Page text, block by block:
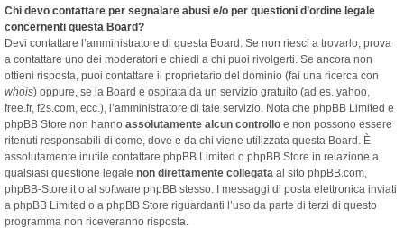
Chi devo contattare per segnalare abusi e/o per questioni d’ordine legale
concernenti questa Board?
Devi contattare l’amministratore di questa Board. Se non riesci a trovarlo, prova
a contattare uno dei moderatori e chiedi a chi puoi rivolgerti. Se ancora non
ottieni risposta, puoi contattare il proprietario del dominio (fai una ricerca con
whois) oppure, se la Board è ospitata da un servizio gratuito (ad es. yahoo,
free.fr, f2s.com, ecc.), l’amministratore di tale servizio. Nota che phpBB Limited e
phpBB Store non hanno assolutamente alcun controllo e non possono essere
ritenuti responsabili di come, dove e da chi viene utilizzata questa Board. È
assolutamente inutile contattare phpBB Limited o phpBB Store in relazione a
qualsiasi questione legale non direttamente collegata al sito phpBB.com,
phpBB-Store.it o al software phpBB stesso. I messaggi di posta elettronica inviati
a phpBB Limited o a phpBB Store riguardanti l’uso da parte di terzi di questo
programma non riceveranno risposta.